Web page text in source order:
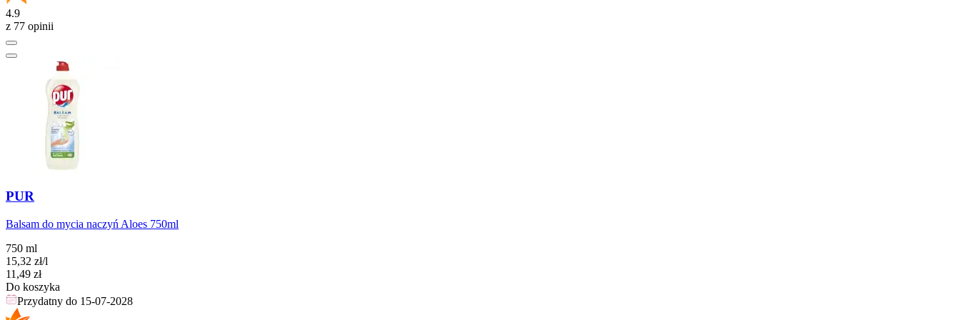
4.9
z 77 opinii
PUR
Balsam do mycia naczyń Aloes 750ml
750 ml
15,32 zł/l
Cena
11,49 zł
Do koszyka
Przydatny do 15-07-2028